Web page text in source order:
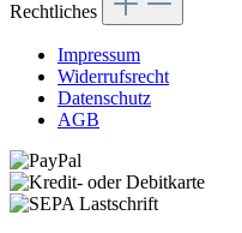
Rechtliches
Impressum
Widerrufsrecht
Datenschutz
AGB